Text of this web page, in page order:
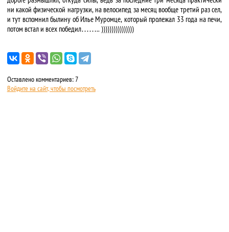
ни какой физической нагрузки, на велосипед за месяц вообще третий раз сел,
и тут вспомнил былину об Илье Муромце, который пролежал 33 года на печи,
потом встал и всех победил…….. ))))))))))))))))
Оставлено комментариев: 7
Войдите на сайт, чтобы посмотреть